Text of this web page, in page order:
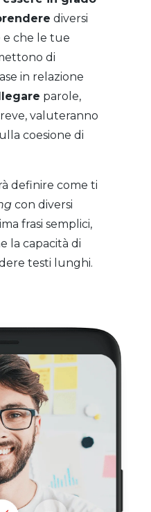
diversi
e che le tue
di
in relazione
parole,
valuteranno
coesione di
definire come ti
con diversi
frasi semplici,
la capacità di
testi lunghi.